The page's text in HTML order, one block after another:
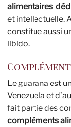
alimentaires
et intellectuelle.
constitue aussi
libido.
Le guarana est
Venezuela et
fait partie des
compléments